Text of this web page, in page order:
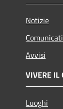
Notizie
Comunicati
Avvisi
VIVERE IL
Luoghi